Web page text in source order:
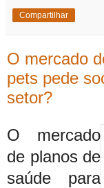
Compartilhar
O mercado
pets pede
setor?
O mercado
de planos de
saúde para